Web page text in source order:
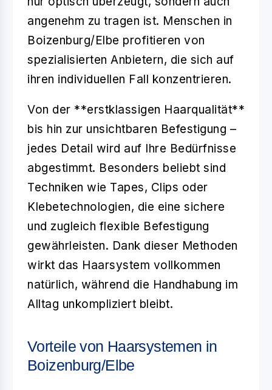
angenehm zu tragen ist. Menschen in
Boizenburg/Elbe profitieren von
spezialisierten Anbietern, die sich auf
ihren individuellen Fall konzentrieren.
Von der **erstklassigen Haarqualität**
bis hin zur unsichtbaren Befestigung –
jedes Detail wird auf Ihre Bedürfnisse
abgestimmt. Besonders beliebt sind
Techniken wie Tapes, Clips oder
Klebetechnologien, die eine sichere
und zugleich flexible Befestigung
gewährleisten. Dank dieser Methoden
wirkt das Haarsystem vollkommen
natürlich, während die Handhabung im
Alltag unkompliziert bleibt.
Vorteile von Haarsystemen in
Boizenburg/Elbe